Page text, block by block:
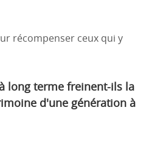
récompenser ceux qui y
long terme freinent-ils la
d'une génération à